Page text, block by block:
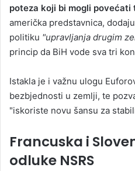
poteza koji bi mogli povećati
američka predstavnica,
politiku "upravljanja drugim
princip da BiH vode sva tri
Istakla je i važnu ulogu
bezbjednosti u zemlji, te
"iskoriste novu šansu za
Francuska i
odluke NSRS